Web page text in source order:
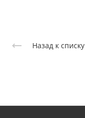
Назад к списку